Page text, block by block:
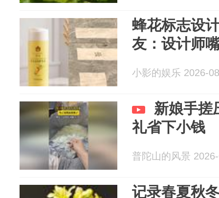
蜂花标志设
友：设计师
小影的娱乐 2026-
新娘手搓
礼省下小钱
普陀山的风景
记录春夏秋